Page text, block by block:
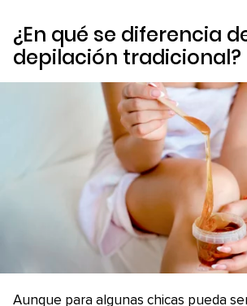
¿En qué se diferencia
depilación tradicional?
Aunque para algunas chicas pueda